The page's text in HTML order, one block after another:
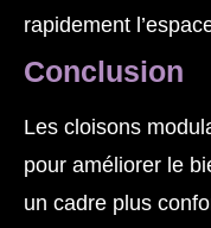
rapidement
Conclusion
Les cloisons
pour améliorer le
un cadre plus